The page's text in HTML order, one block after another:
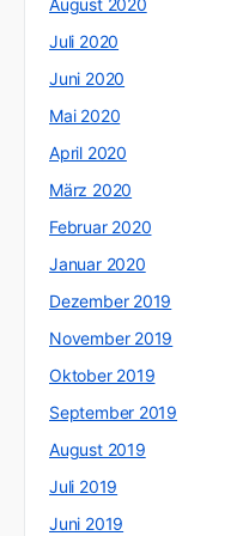
August 2020
Juli 2020
Juni 2020
Mai 2020
April 2020
März 2020
Februar 2020
Januar 2020
Dezember 2019
November 2019
Oktober 2019
September 2019
August 2019
Juli 2019
Juni 2019